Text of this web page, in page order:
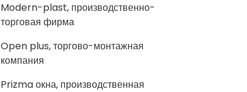
Modern-plast, производственно-
торговая фирма
Open plus, торгово-монтажная
компания
Prizma окна, производственная